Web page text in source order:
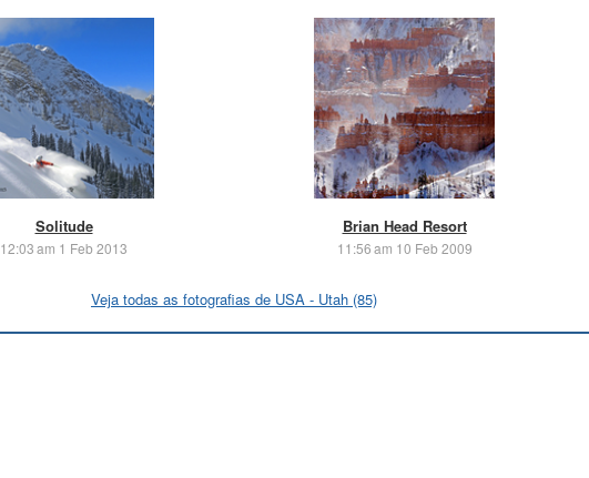
Solitude
12:03 am 1 Feb 2013
Brian Head Resort
11:56 am 10 Feb 2009
Veja todas as fotografias de USA - Utah (85)